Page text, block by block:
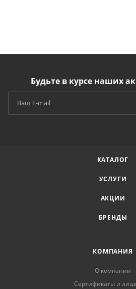
Будьте в курсе наших
КАТАЛОГ
УСЛУГИ
АКЦИИ
БРЕНДЫ
КОМПАНИЯ
О компании
Сертификаты и